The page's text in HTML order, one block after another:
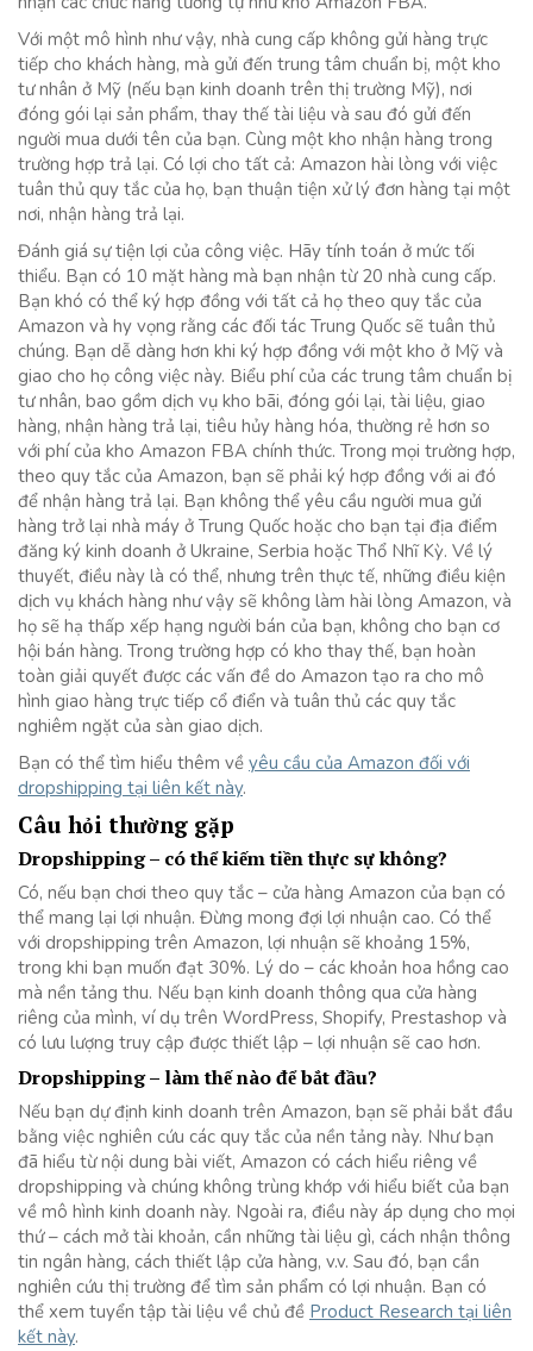
Với một mô hình như vậy, nhà cung cấp không gửi hàng trực
tiếp cho khách hàng, mà gửi đến trung tâm chuẩn bị, một kho
tư nhân ở Mỹ (nếu bạn kinh doanh trên thị trường Mỹ), nơi
đóng gói lại sản phẩm, thay thế tài liệu và sau đó gửi đến
người mua dưới tên của bạn. Cùng một kho nhận hàng trong
trường hợp trả lại. Có lợi cho tất cả: Amazon hài lòng với việc
tuân thủ quy tắc của họ, bạn thuận tiện xử lý đơn hàng tại một
nơi, nhận hàng trả lại.
Đánh giá sự tiện lợi của công việc. Hãy tính toán ở mức tối
thiểu. Bạn có 10 mặt hàng mà bạn nhận từ 20 nhà cung cấp.
Bạn khó có thể ký hợp đồng với tất cả họ theo quy tắc của
Amazon và hy vọng rằng các đối tác Trung Quốc sẽ tuân thủ
chúng. Bạn dễ dàng hơn khi ký hợp đồng với một kho ở Mỹ và
giao cho họ công việc này. Biểu phí của các trung tâm chuẩn bị
tư nhân, bao gồm dịch vụ kho bãi, đóng gói lại, tài liệu, giao
hàng, nhận hàng trả lại, tiêu hủy hàng hóa, thường rẻ hơn so
với phí của kho Amazon FBA chính thức. Trong mọi trường hợp,
theo quy tắc của Amazon, bạn sẽ phải ký hợp đồng với ai đó
để nhận hàng trả lại. Bạn không thể yêu cầu người mua gửi
hàng trở lại nhà máy ở Trung Quốc hoặc cho bạn tại địa điểm
đăng ký kinh doanh ở Ukraine, Serbia hoặc Thổ Nhĩ Kỳ. Về lý
thuyết, điều này là có thể, nhưng trên thực tế, những điều kiện
dịch vụ khách hàng như vậy sẽ không làm hài lòng Amazon, và
họ sẽ hạ thấp xếp hạng người bán của bạn, không cho bạn cơ
hội bán hàng. Trong trường hợp có kho thay thế, bạn hoàn
toàn giải quyết được các vấn đề do Amazon tạo ra cho mô
hình giao hàng trực tiếp cổ điển và tuân thủ các quy tắc
nghiêm ngặt của sàn giao dịch.
Bạn có thể tìm hiểu thêm về yêu cầu của Amazon đối với
dropshipping tại liên kết này.
Câu hỏi thường gặp
Dropshipping – có thể kiếm tiền thực sự không?
Có, nếu bạn chơi theo quy tắc – cửa hàng Amazon của bạn có
thể mang lại lợi nhuận. Đừng mong đợi lợi nhuận cao. Có thể
với dropshipping trên Amazon, lợi nhuận sẽ khoảng 15%,
trong khi bạn muốn đạt 30%. Lý do – các khoản hoa hồng cao
mà nền tảng thu. Nếu bạn kinh doanh thông qua cửa hàng
riêng của mình, ví dụ trên WordPress, Shopify, Prestashop và
có lưu lượng truy cập được thiết lập – lợi nhuận sẽ cao hơn.
Dropshipping – làm thế nào để bắt đầu?
Nếu bạn dự định kinh doanh trên Amazon, bạn sẽ phải bắt đầu
bằng việc nghiên cứu các quy tắc của nền tảng này. Như bạn
đã hiểu từ nội dung bài viết, Amazon có cách hiểu riêng về
dropshipping và chúng không trùng khớp với hiểu biết của bạn
về mô hình kinh doanh này. Ngoài ra, điều này áp dụng cho mọi
thứ – cách mở tài khoản, cần những tài liệu gì, cách nhận thông
tin ngân hàng, cách thiết lập cửa hàng, v.v. Sau đó, bạn cần
nghiên cứu thị trường để tìm sản phẩm có lợi nhuận. Bạn có
thể xem tuyển tập tài liệu về chủ đề Product Research tại liên
kết này.